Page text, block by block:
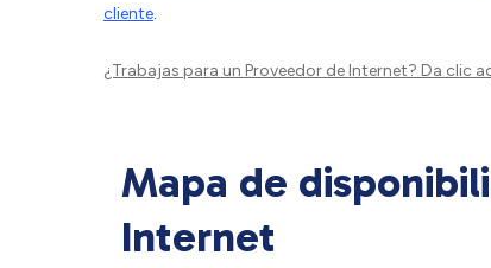
cliente.
¿Trabajas para un Proveedor de Internet? Da clic
Mapa de
Internet